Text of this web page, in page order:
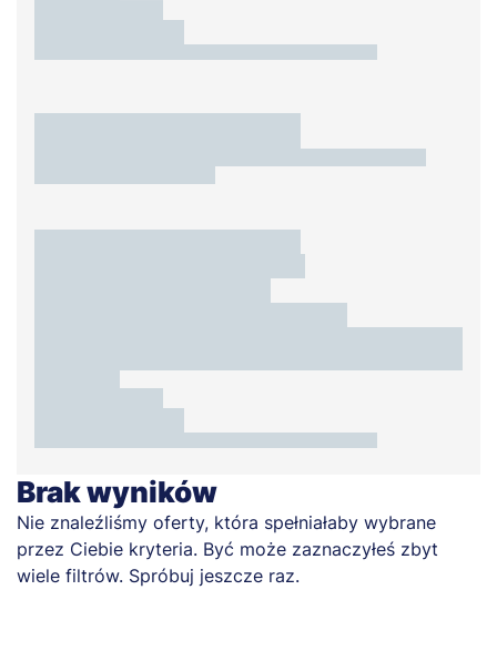
Brak wyników
Nie znaleźliśmy oferty, która spełniałaby wybrane
przez Ciebie kryteria. Być może zaznaczyłeś zbyt
wiele filtrów. Spróbuj jeszcze raz.